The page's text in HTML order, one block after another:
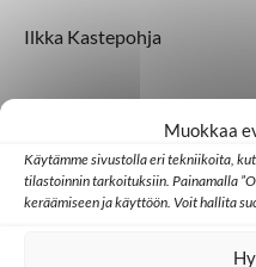
Muokkaa
Käytämme sivustolla eri tekniikoita,
tilastoinnin tarkoituksiin. Painamalla
keräämiseen ja käyttöön. Voit hallita
Ilkka Kastepohja